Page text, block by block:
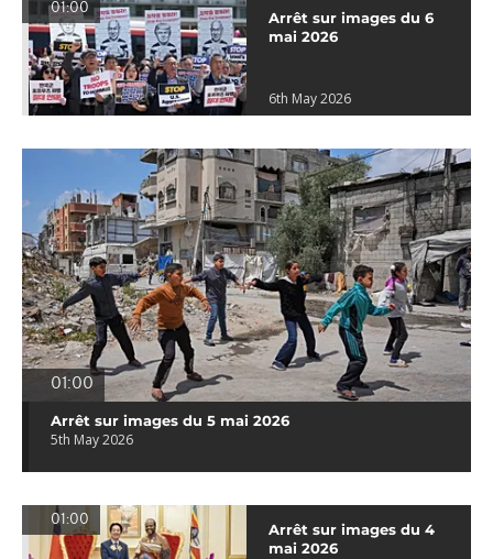
01:00
Arrêt sur images du 6
mai 2026
6th May 2026
01:00
Arrêt sur images du 5 mai 2026
5th May 2026
01:00
Arrêt sur images du 4
mai 2026